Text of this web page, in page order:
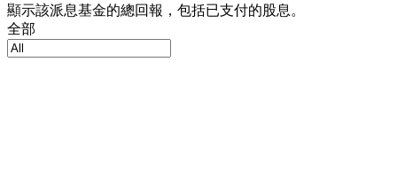
顯示該派息基金的總回報，包括已支付的股息。
全部